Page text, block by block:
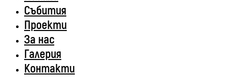
Събития
Проекти
За нас
Галерия
Контакти